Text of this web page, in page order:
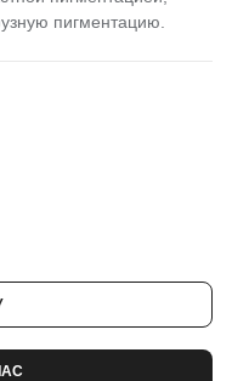
пигментацию.